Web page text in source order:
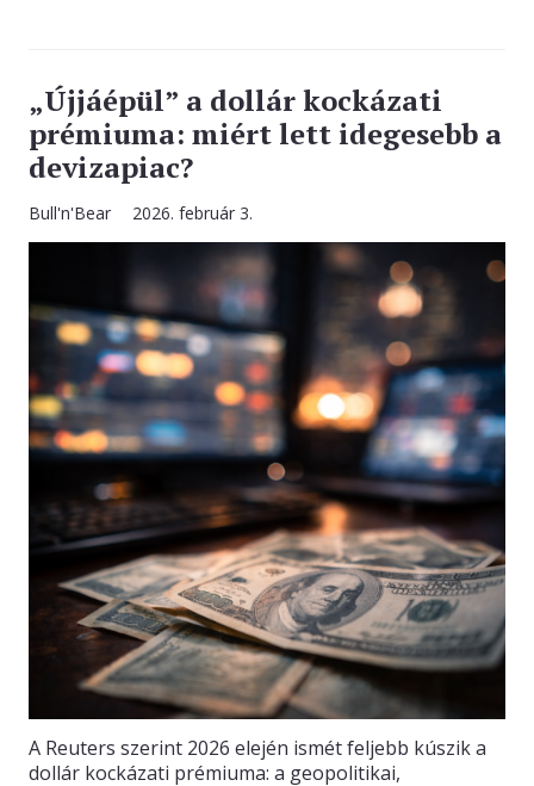
„Újjáépül” a dollár kockázati
prémiuma: miért lett idegesebb a
devizapiac?
Bull'n'Bear 2026. február 3.
A Reuters szerint 2026 elején ismét feljebb kúszik a
dollár kockázati prémiuma: a geopolitikai,